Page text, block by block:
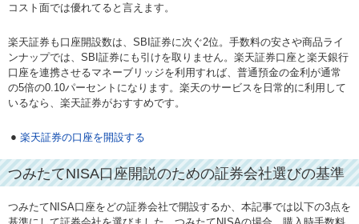
コスト面では優れてると言えます。
楽天証券も口座開設数は、SBI証券に次ぐ2位。手数料の安さや商品ライ
ンナップでは、SBI証券にも引けを取りません。楽天証券口座と楽天銀行
口座を連携させるマネーブリッジを利用すれば、普通預金の金利が通常
の5倍の0.10パーセントになります。楽天のサービスを日常的に利用して
いるなら、楽天証券がおすすめです。
楽天証券の口座を開設する
つみたてNISA口座開説のための証券会社選びの基準
つみたてNISA口座をどの証券会社で開設するか、本記事では以下の3点を